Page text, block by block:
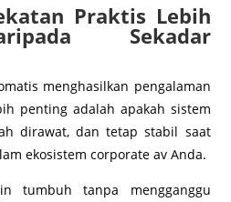
Praktis Lebih
Sekadar
menghasilkan pengalaman
penting adalah apakah sistem
dirawat, dan tetap stabil saat
ekosistem corporate av Anda.
tumbuh tanpa mengganggu